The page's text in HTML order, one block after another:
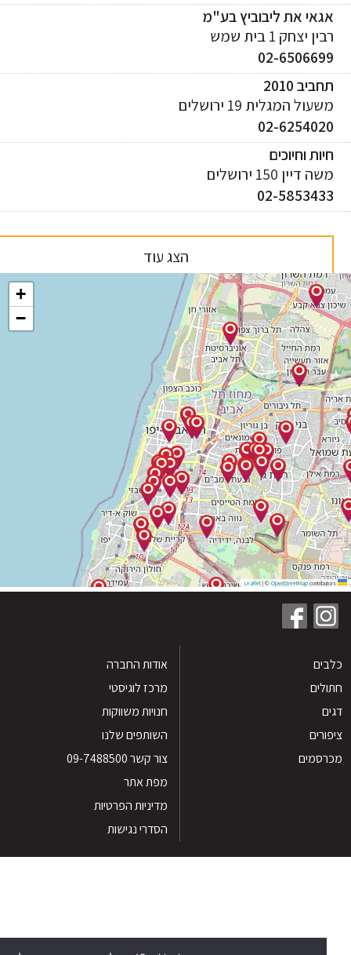
את ליבוביץ בע"מ
יצחק 1 בית שמש
02-
2010
המגלית 19 ירושלים
02-
וחיוכים
150 ירושלים
02-
הצג עוד
|©OpenStreetMap
אודות החברה
מרכז לוגיסטי
חנויות משווקות
השותפים שלנו
צור קשר 09-7488500
מפת אתר
מדיניות הפרטיות
הסדרי נגישות